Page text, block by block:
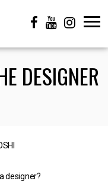
DESIGNER
designer?